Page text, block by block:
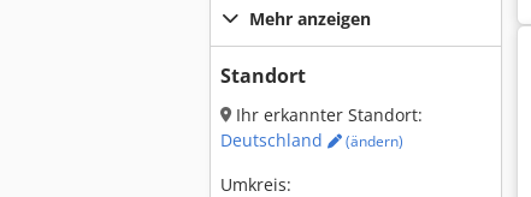
Mehr anzeigen
Standort
Ihr erkannter Standort:
Deutschland
(ändern)
Umkreis: